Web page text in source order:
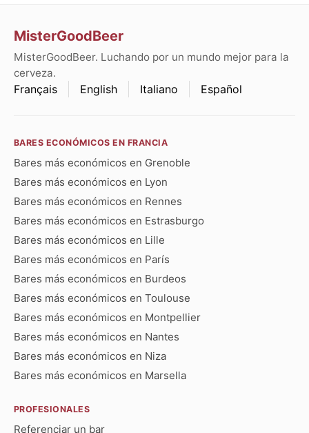
MisterGoodBeer
MisterGoodBeer. Luchando por un mundo mejor para la
cerveza.
Français English Italiano Español
BARES ECONÓMICOS EN FRANCIA
Bares más económicos en Grenoble
Bares más económicos en Lyon
Bares más económicos en Rennes
Bares más económicos en Estrasburgo
Bares más económicos en Lille
Bares más económicos en París
Bares más económicos en Burdeos
Bares más económicos en Toulouse
Bares más económicos en Montpellier
Bares más económicos en Nantes
Bares más económicos en Niza
Bares más económicos en Marsella
PROFESIONALES
Referenciar un bar